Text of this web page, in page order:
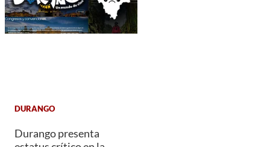
DURANGO
Durango presenta